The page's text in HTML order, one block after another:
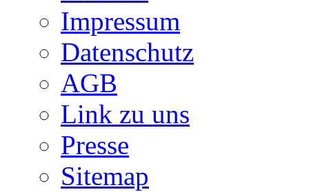
Impressum
Datenschutz
AGB
Link zu uns
Presse
Sitemap